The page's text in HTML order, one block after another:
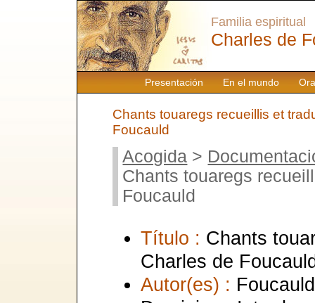
Presentación En el mundo
Familia espiritual
Charles de
Chants touaregs recueillis et
Foucauld
Acogida >
Chants touaregs
Foucauld
Título : Chants
Charles de
Autor(es) :